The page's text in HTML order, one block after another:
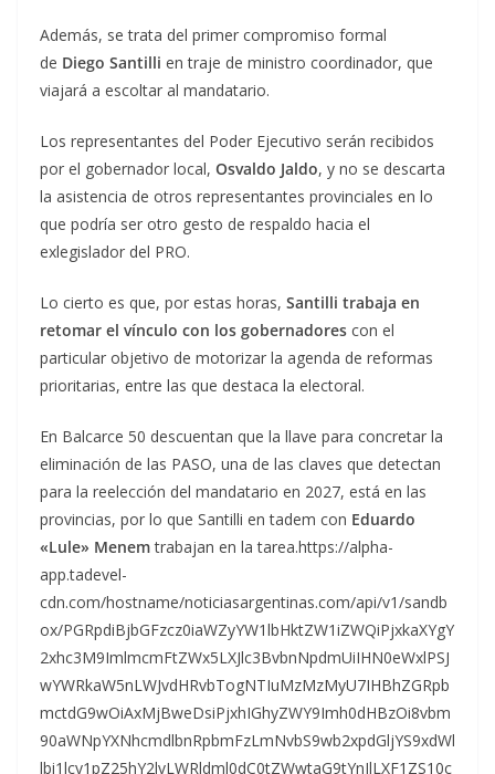
Además, se trata del primer compromiso formal
de Diego Santilli en traje de ministro coordinador, que
viajará a escoltar al mandatario.
Los representantes del Poder Ejecutivo serán recibidos
por el gobernador local, Osvaldo Jaldo, y no se descarta
la asistencia de otros representantes provinciales en lo
que podría ser otro gesto de respaldo hacia el
exlegislador del PRO.
Lo cierto es que, por estas horas, Santilli trabaja en
retomar el vínculo con los gobernadores con el
particular objetivo de motorizar la agenda de reformas
prioritarias, entre las que destaca la electoral.
En Balcarce 50 descuentan que la llave para concretar la
eliminación de las PASO, una de las claves que detectan
para la reelección del mandatario en 2027, está en las
provincias, por lo que Santilli en tadem con Eduardo
«Lule» Menemtrabajan en la tarea.https://alpha-
app.tadevel-
cdn.com/hostname/noticiasargentinas.com/api/v1/sandb
ox/PGRpdiBjbGFzcz0iaWZyYW1lbHktZW1iZWQiPjxkaXYgY
2xhc3M9ImlmcmFtZWx5LXJlc3BvbnNpdmUiIHN0eWxlPSJ
wYWRkaW5nLWJvdHRvbTogNTIuMzMzMyU7IHBhZGRpb
mctdG9wOiAxMjBweDsiPjxhIGhyZWY9Imh0dHBzOi8vbm
90aWNpYXNhcmdlbnRpbmFzLmNvbS9wb2xpdGljYS9xdWl
lbi1lcy1pZ25hY2lvLWRldml0dC0tZWwtaG9tYnJlLXF1ZS10c